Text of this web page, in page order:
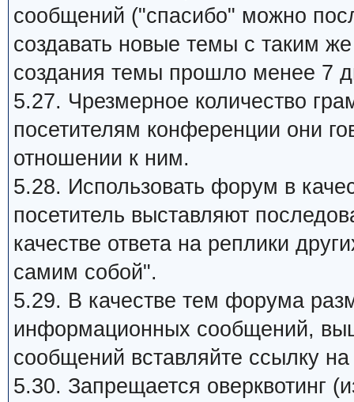
сообщений ("спасибо" можно
создавать новые темы с таким
создания темы прошло менее 7
5.27. Чpезмеpное количество
посетителям конференции они
отношении к ним.
5.28. Использовать форум в
посетитель выставляют
качестве ответа на реплики
самим собой".
5.29. В качестве тем форума
информационных сообщений,
сообщений вставляйте ссылку
5.30. Запрещается оверквотинг